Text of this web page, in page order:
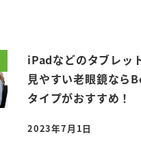
iPadなどのタブレッ
見やすい老眼鏡なら
タイプがおすすめ！
投稿日
2023年7月1日